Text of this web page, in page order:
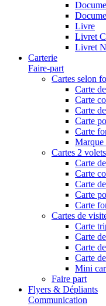
Livre
Livret
Livret
Carterie
Faire-part
Cartes selon
Carte
Carte
Carte
Carte
Carte
Marque
Cartes 2 volets
Carte
Carte
Carte
Carte
Carte
Cartes de
Carte
Carte
Carte
Carte
Mini
Faire part
Flyers & Dépliants
Communication